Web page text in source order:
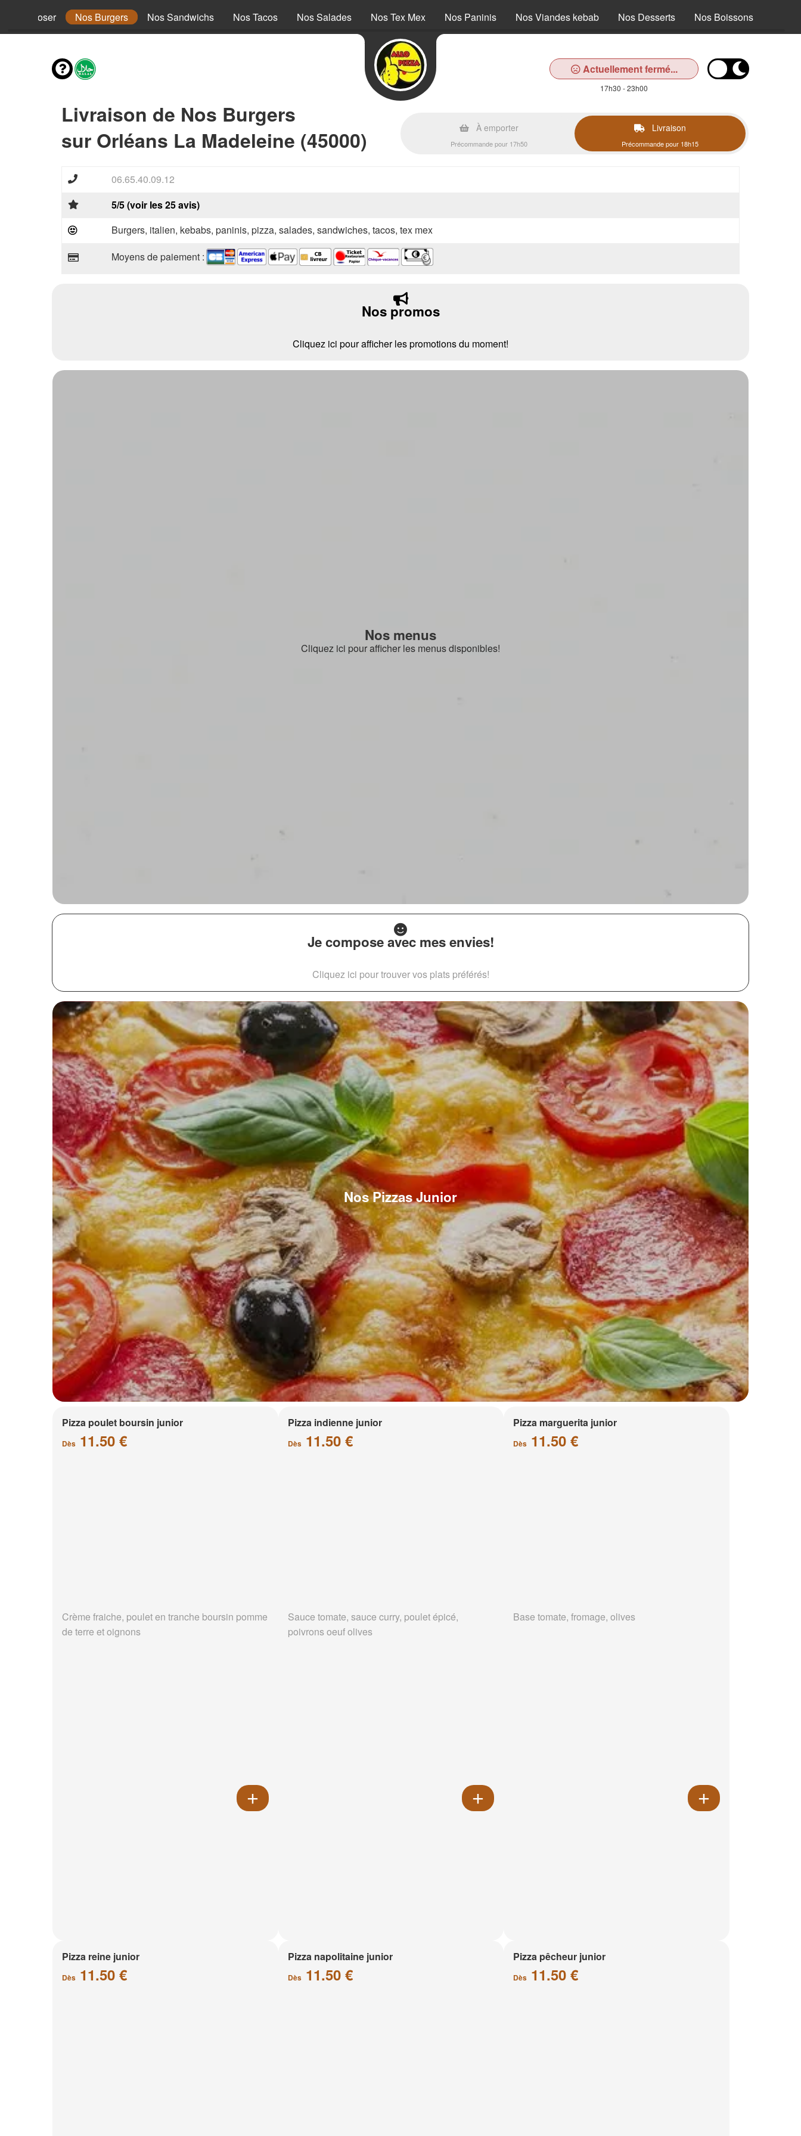
à composer Nos Burgers Nos Sandwichs Nos Tacos Nos Salades Nos Tex Mex Nos Paninis Nos Viandes kebab Nos Desserts Nos Boissons
Actuellement fermé...
17h30 - 23h00
Livraison de Nos Burgers
sur Orléans La Madeleine (45000)
À emporter
Précommande pour 17h50
Livraison
Précommande pour 18h15
06.65.40.09.12
5/5 (voir les 25 avis)
Burgers, italien, kebabs, paninis, pizza, salades, sandwiches, tacos, tex mex
Moyens de paiement :
Nos promos
Cliquez ici pour afficher les promotions du moment!
Nos menus
Cliquez ici pour afficher les menus disponibles!
Je compose avec mes envies!
Cliquez ici pour trouver vos plats préférés!
Nos Pizzas Junior
Pizza poulet boursin junior
Dès 11.50 €
Crème fraiche, poulet en tranche boursin pomme
de terre et oignons
Pizza indienne junior
Dès11.50 €
Sauce tomate, sauce curry, poulet épicé,
poivrons oeuf olives
Pizza marguerita junior
Dès 11.50 €
Base tomate, fromage, olives
Pizza reine junior
Dès 11.50 €
Pizza napolitaine junior
Dès11.50 €
Pizza pêcheur junior
Dès 11.50 €